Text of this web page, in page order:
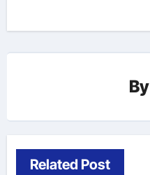
By
Related Post